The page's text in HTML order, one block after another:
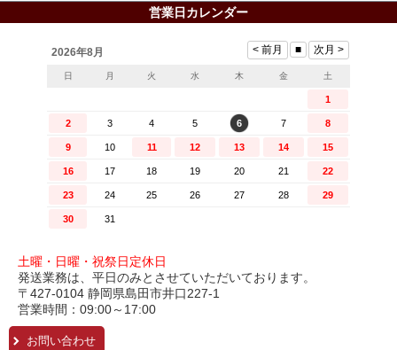
営業日カレンダー
土曜・日曜・祝祭日定休日
発送業務は、平日のみとさせていただいております。
〒427-0104 静岡県島田市井口227-1
営業時間：09:00～17:00
お問い合わせ